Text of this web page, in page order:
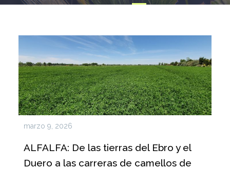
marzo 9, 2026
ALFALFA: De las tierras del Ebro y el
Duero a las carreras de camellos de